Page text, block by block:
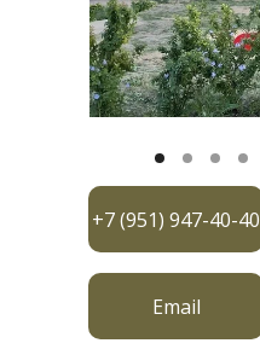
+7 (951) 947-40-40
Email